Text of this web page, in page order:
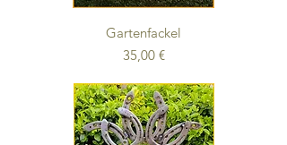
Gartenfackel
Preis
35,00 €